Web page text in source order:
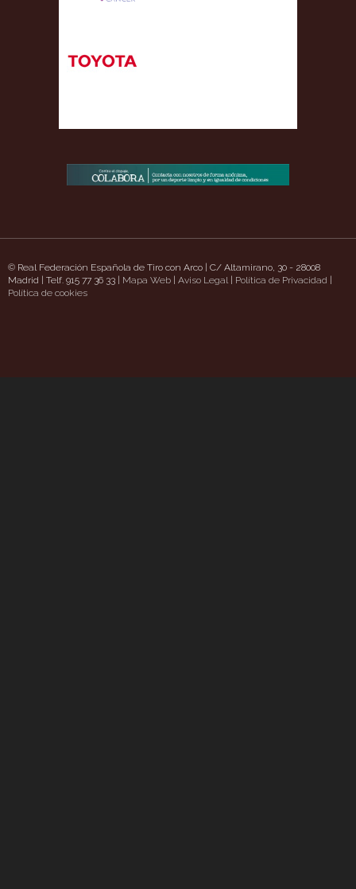
© Real Federación Española de Tiro con Arco | C/ Altamirano, 30 - 28008
Madrid | Telf. 915 77 36 33 | Mapa Web Aviso Legal| Política de Privacidad
Política de cookies